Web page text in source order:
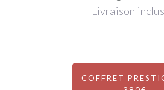
Livraison
COFFRET